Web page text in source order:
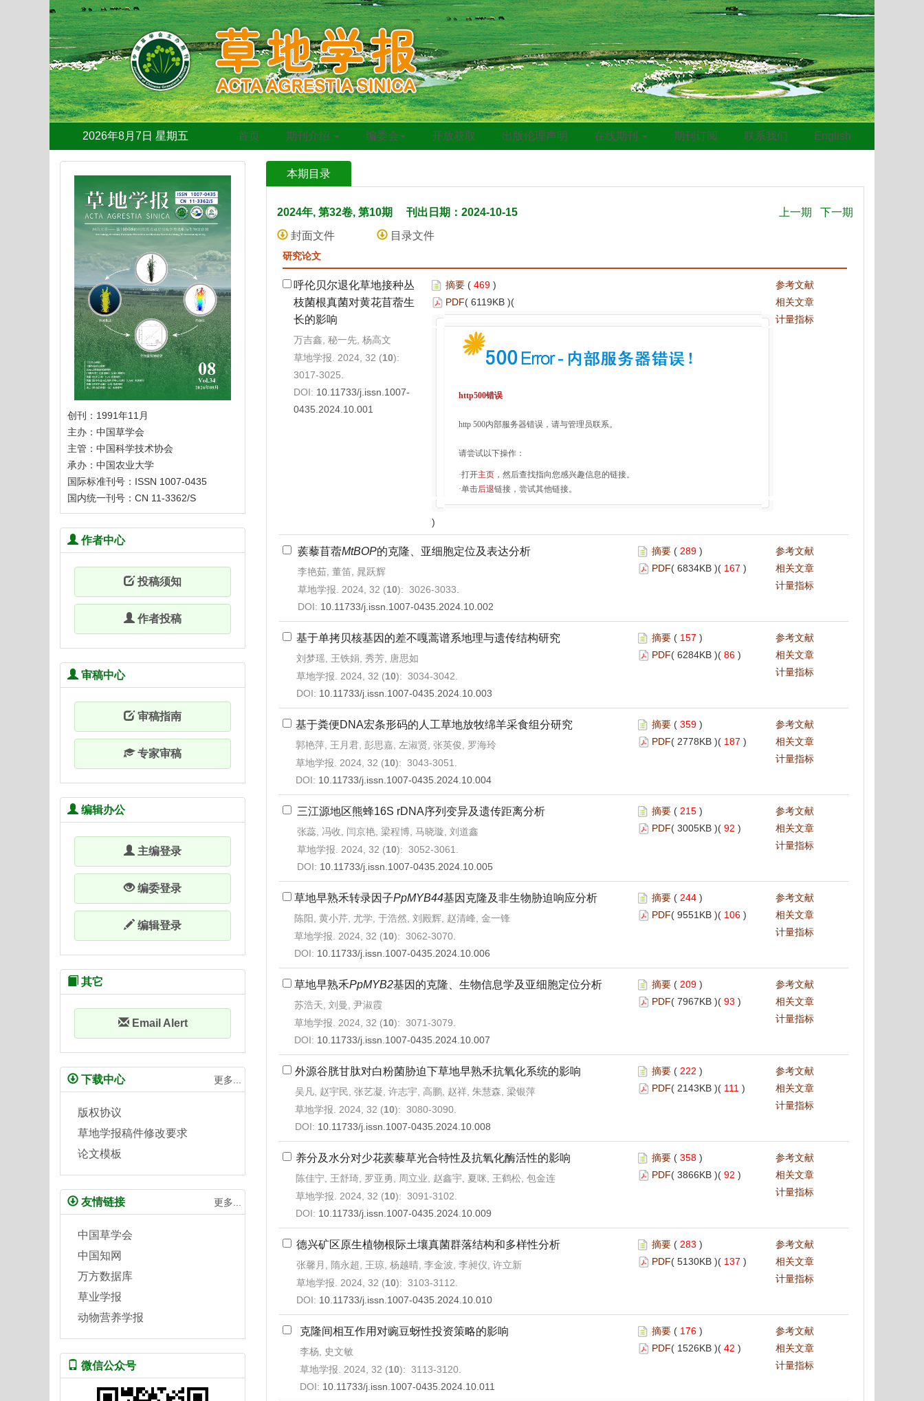
2026年8月7日 星期五 首页 期刊介绍 编委会 开放获取 出版伦理声明 在线期刊 期刊订阅 联系我们 English
本期目录
2024年, 第32卷, 第10期 刊出日期：2024-10-15 上一期
下一期
封面文件
目录文件
研究论文
呼伦贝尔退化草地接种丛
枝菌根真菌对黄花苜蓿生
长的影响
万吉鑫, 秘一先, 杨高文
草地学报. 2024, 32 (10):
3017-3025.
DOI: 10.11733/j.issn.1007-
0435.2024.10.001
摘要 ( 469 )
PDF( 6119KB )(
http500错误
http 500内部服务器错误，请与管理员联系。
请尝试以下操作：
·打开主页 ，然后查找指向您感兴趣信息的链接。
·单击后退链接，尝试其他链接。
)
参考文献
相关文章
计量指标
蒺藜苜蓿MtBOP的克隆、亚细胞定位及表达分析
李艳茹, 董笛, 晁跃辉
草地学报. 2024, 32 (10): 3026-3033.
DOI: 10.11733/j.issn.1007-0435.2024.10.002
摘要 ( 289 )
PDF( 6834KB )( 167 )
参考文献
相关文章
计量指标
基于单拷贝核基因的差不嘎蒿谱系地理与遗传结构研究
刘梦瑶, 王铁娟, 秀芳, 唐思如
草地学报. 2024, 32 (10): 3034-3042.
DOI: 10.11733/j.issn.1007-0435.2024.10.003
摘要 ( 157 )
PDF( 6284KB )( 86 )
参考文献
相关文章
计量指标
基于粪便DNA宏条形码的人工草地放牧绵羊采食组分研究
郭艳萍, 王月君, 彭思嘉, 左淑贤, 张英俊, 罗海玲
草地学报. 2024, 32 (10): 3043-3051.
DOI: 10.11733/j.issn.1007-0435.2024.10.004
摘要 ( 359 )
PDF( 2778KB )( 187 )
参考文献
相关文章
计量指标
三江源地区熊蜂16S rDNA序列变异及遗传距离分析
张蕊, 冯收, 闫京艳, 梁程博, 马晓璇, 刘道鑫
草地学报. 2024, 32 (10): 3052-3061.
DOI: 10.11733/j.issn.1007-0435.2024.10.005
摘要 ( 215 )
PDF( 3005KB )( 92 )
参考文献
相关文章
计量指标
草地早熟禾转录因子PpMYB44基因克隆及非生物胁迫响应分析
陈阳, 黄小芹, 尤学, 于浩然, 刘殿辉, 赵清峰, 金一锋
草地学报. 2024, 32 (10): 3062-3070.
DOI: 10.11733/j.issn.1007-0435.2024.10.006
摘要 ( 244 )
PDF( 9551KB )( 106 )
参考文献
相关文章
计量指标
草地早熟禾PpMYB2基因的克隆、生物信息学及亚细胞定位分析
苏浩天, 刘曼, 尹淑霞
草地学报. 2024, 32 (10): 3071-3079.
DOI: 10.11733/j.issn.1007-0435.2024.10.007
摘要 ( 209 )
PDF( 7967KB )( 93 )
参考文献
相关文章
计量指标
外源谷胱甘肽对白粉菌胁迫下草地早熟禾抗氧化系统的影响
吴凡, 赵宇民, 张艺凝, 许志宇, 高鹏, 赵祥, 朱慧森, 梁银萍
草地学报. 2024, 32 (10): 3080-3090.
DOI: 10.11733/j.issn.1007-0435.2024.10.008
摘要 ( 222 )
PDF( 2143KB )( 111 )
参考文献
相关文章
计量指标
养分及水分对少花蒺藜草光合特性及抗氧化酶活性的影响
陈佳宁, 王舒琦, 罗亚勇, 周立业, 赵鑫宇, 夏咪, 王鹤松, 包金连
草地学报. 2024, 32 (10): 3091-3102.
DOI: 10.11733/j.issn.1007-0435.2024.10.009
摘要 ( 358 )
PDF( 3866KB )( 92 )
参考文献
相关文章
计量指标
德兴矿区原生植物根际土壤真菌群落结构和多样性分析
张馨月, 隋永超, 王琼, 杨越晴, 李金波, 李昶仪, 许立新
草地学报. 2024, 32 (10): 3103-3112.
DOI: 10.11733/j.issn.1007-0435.2024.10.010
摘要 ( 283 )
PDF( 5130KB )( 137 )
参考文献
相关文章
计量指标
克隆间相互作用对豌豆蚜性投资策略的影响
李杨, 史文敏
草地学报. 2024, 32 (10): 3113-3120.
DOI: 10.11733/j.issn.1007-0435.2024.10.011
摘要 ( 176 )
PDF( 1526KB )( 42 )
参考文献
相关文章
计量指标
创刊：1991年11月
主办：中国草学会
主管：中国科学技术协会
承办：中国农业大学
国际标准刊号：ISSN 1007-0435
国内统一刊号：CN 11-3362/S
作者中心
投稿须知
作者投稿
审稿中心
审稿指南
专家审稿
编辑办公
主编登录
编委登录
编辑登录
其它
Email Alert
下载中心 更多...
版权协议
草地学报稿件修改要求
论文模板
友情链接 更多...
中国草学会
中国知网
万方数据库
草业学报
动物营养学报
微信公众号